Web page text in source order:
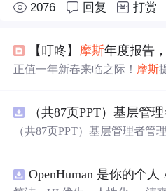
2076 回复 打赏
【叮咚】 摩斯年度报告
正值一年新春来临之际！ 摩斯
项、持续挖掘技术。下面就让
年的足迹与收获。
（共87页PPT）基层管
（共87页PPT）基层管理者管